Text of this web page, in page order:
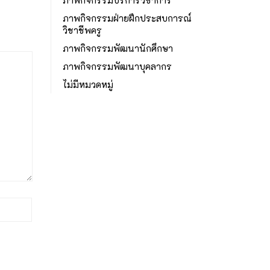
ภาพกิจกรรมฝ่ายฝึกประสบการณ์
วิชาชีพครู
ภาพกิจกรรมพัฒนานักศึกษา
ภาพกิจกรรมพัฒนาบุคลากร
ไม่มีหมวดหมู่